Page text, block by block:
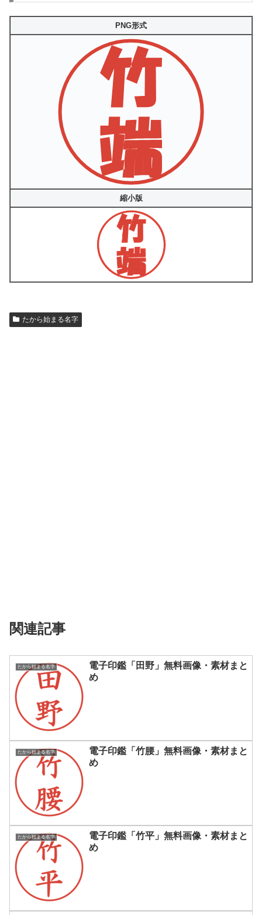
PNG形式
縮小版
たから始まる名字
関連記事
たから始まる名字
電子印鑑「田野」無料画像・素材まと
め
たから始まる名字
電子印鑑「竹腰」無料画像・素材まと
め
たから始まる名字
電子印鑑「竹平」無料画像・素材まと
め